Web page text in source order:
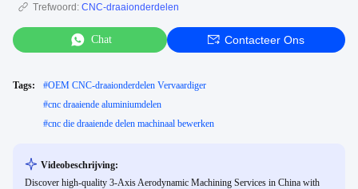
Trefwoord: CNC-draaionderdelen
Chat Contacteer Ons
Tags: #OEM CNC-draaionderdelen Vervaardiger
#cnc draaiende aluminiumdelen
#cnc die draaiende delen machinaal bewerken
Videobeschrijving:
Discover high-quality 3-Axis Aerodynamic Machining Services in China with